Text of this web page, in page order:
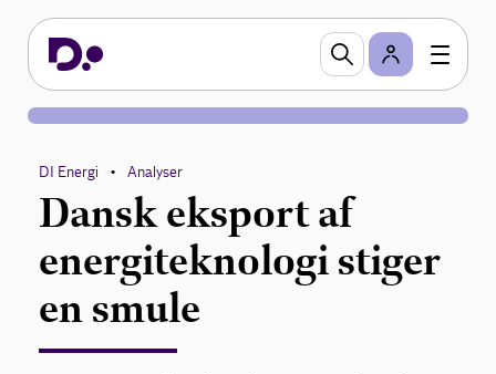
DI Energi • Analyser
Dansk eksport af
energiteknologi stiger
en smule